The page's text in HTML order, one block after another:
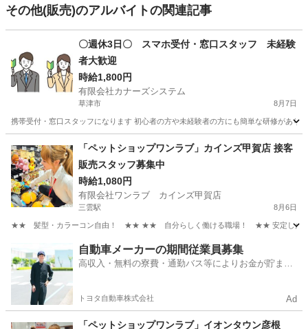
その他(販売)のアルバイトの関連記事
〇週休3日〇 スマホ受付・窓口スタッフ 未経験
者大歓迎
時給1,800円
有限会社カナーズシステム
草津市 8月7日
携帯受付・窓口スタッフになります 初心者の方や未経験者の方にも簡単な研修があ
携帯ショップ スタッフ
「ペットショップワンラブ」カインズ甲賀店 接客
販売スタッフ募集中
時給1,080円
有限会社ワンラブ カインズ甲賀店
三雲駅 8月6日
★★ 髪型・カラーコン自由！ ★★ ★★ 自分らしく働ける職場！ ★★ 安定した会社で
三雲駅 その他 スタッフ
自動車メーカーの期間従業員募集
高収入・無料の寮費・通勤バス等によりお金が貯まり
トヨタ自動車株式会社 Ad
「ペットショップワンラブ」イオンタウン彦根